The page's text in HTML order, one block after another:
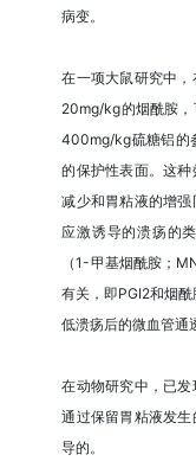
病变。
在一项大鼠研究中
20mg/kg的烟酰胺
400mg/kg硫糖铝的
的保护性表面。这
减少和胃粘液的增
应激诱导的溃疡的
（1-甲基烟酰胺；
有关，即PGI2和烟
低溃疡后的微血管通
在动物研究中，已
通过保留胃粘液发
导的。